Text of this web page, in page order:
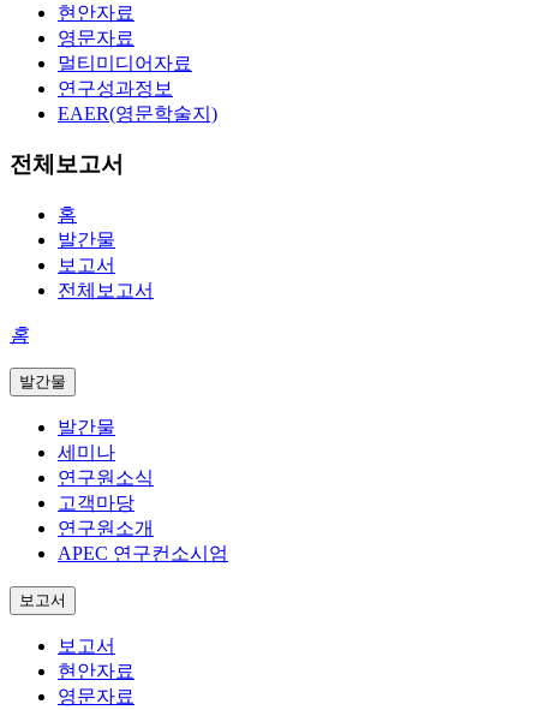
현안자료
영문자료
멀티미디어자료
연구성과정보
EAER(영문학술지)
전체보고서
홈
발간물
보고서
전체보고서
홈
발간물
발간물
세미나
연구원소식
고객마당
연구원소개
APEC 연구컨소시엄
보고서
보고서
현안자료
영문자료